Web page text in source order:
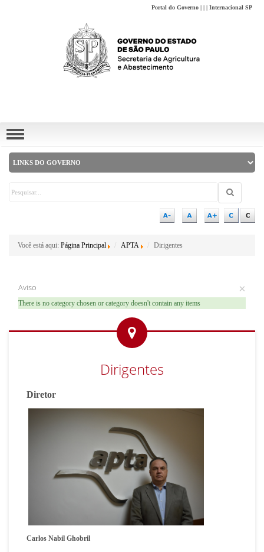
Portal do Governo | | | Internacional SP
ZO2
Você está aqui: Página Principal APTA Dirigentes
×
Aviso
There is no category chosen or category doesn't contain any items
Dirigentes
Diretor
Carlos Nabil Ghobril